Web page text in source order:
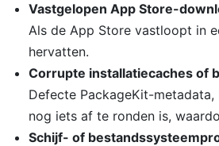
Vastgelopen App Store-
Als de App Store vastloopt in
hervatten.
Corrupte installatiecaches of
Defecte PackageKit-
nog iets af te ronden is,
Schijf- of